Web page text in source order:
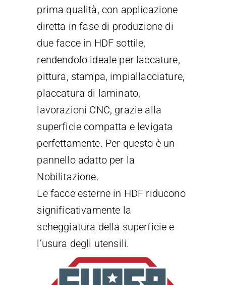
prima qualità, con applicazione
diretta in fase di produzione di
due facce in HDF sottile,
rendendolo ideale per laccature,
pittura, stampa, impiallacciature,
placcatura di laminato,
lavorazioni CNC, grazie alla
superficie compatta e levigata
perfettamente. Per questo è un
pannello adatto per la
Nobilitazione.
Le facce esterne in HDF riducono
significativamente la
scheggiatura della superficie e
l’usura degli utensili.